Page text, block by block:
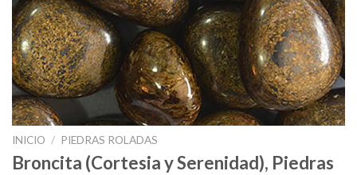
INICIO / PIEDRAS ROLADAS
Broncita (Cortesia y Serenidad), Piedras